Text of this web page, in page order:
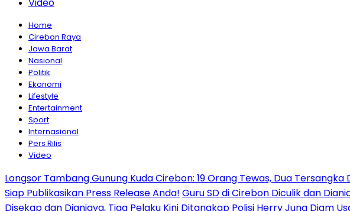
Home
Cirebon Raya
Jawa Barat
Nasional
Politik
Ekonomi
Lifestyle
Entertainment
Sport
Internasional
Pers Rilis
Video
Longsor Tambang Gunung Kuda Cirebon: 19 Orang Tewas, Dua
Siap Publikasikan Press Release Anda! Guru SD di Cirebon Diculik dan
Disekap dan Dianiaya, Tiga Pelaku Kini Ditangkap Polisi Herry Jung Diam